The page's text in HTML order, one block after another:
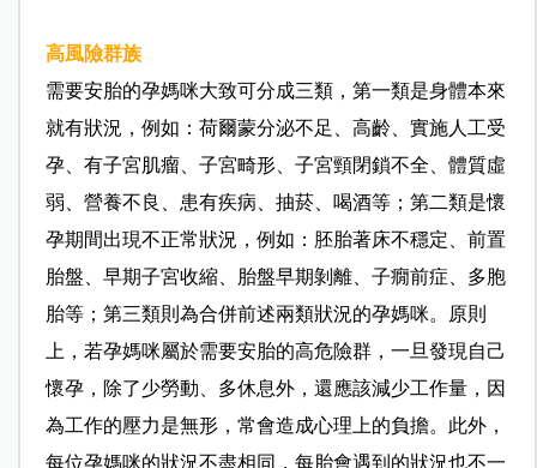
高風險群族
需要安胎的孕媽咪大致可分成三類，第一類是身體本來
就有狀況，例如：荷爾蒙分泌不足、高齡、實施人工受
孕、有子宮肌瘤、子宮畸形、子宮頸閉鎖不全、體質虛
弱、營養不良、患有疾病、抽菸、喝酒等；第二類是懷
孕期間出現不正常狀況，例如：胚胎著床不穩定、前置
胎盤、早期子宮收縮、胎盤早期剝離、子癇前症、多胞
胎等；第三類則為合併前述兩類狀況的孕媽咪。原則
上，若孕媽咪屬於需要安胎的高危險群，一旦發現自己
懷孕，除了少勞動、多休息外，還應該減少工作量，因
為工作的壓力是無形，常會造成心理上的負擔。此外，
每位孕媽咪的狀況不盡相同，每胎會遇到的狀況也不一